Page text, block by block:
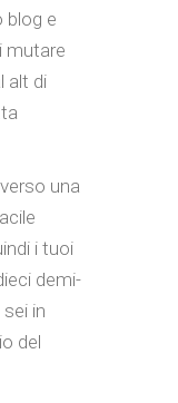
blog e
mutare
alt di
una
i tuoi
demi-
in
del